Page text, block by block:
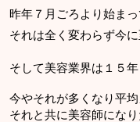
昨年７月ごろより始ま
それは全く変わらず今に
そして美容業界は１５
今やそれが多くなり平
それと共に美容師にな